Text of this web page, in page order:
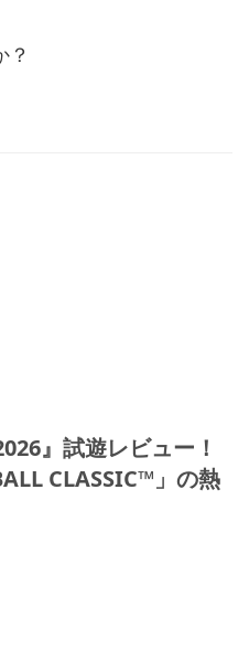
？
』試遊レビュー！
CLASSIC™」の熱